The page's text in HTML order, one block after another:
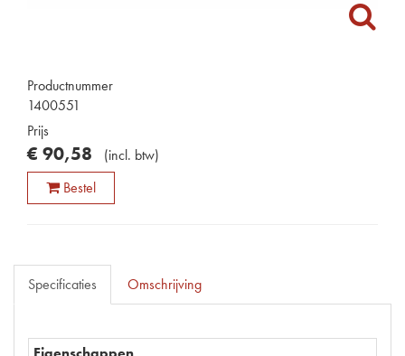
Productnummer
1400551
Prijs
€ 90,58 (incl. btw)
Bestel
Specificaties Omschrijving